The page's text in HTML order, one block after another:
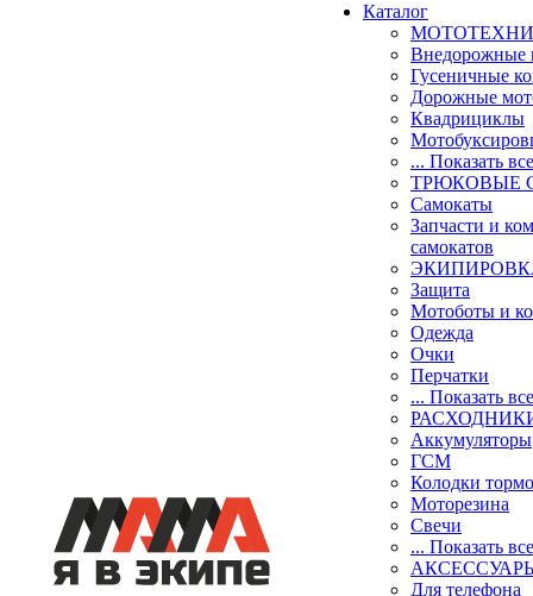
Каталог
Внедорожные
Гусеничные
Дорожные
Квадрициклы
... Показать все
ТРЮКОВЫЕ
Самокаты
Запчасти и
самокатов
Защита
Мотоботы и
Одежда
Очки
Перчатки
... Показать все
Аккумуляторы
ГСМ
Колодки
Моторезина
Свечи
... Показать все
Для телефона